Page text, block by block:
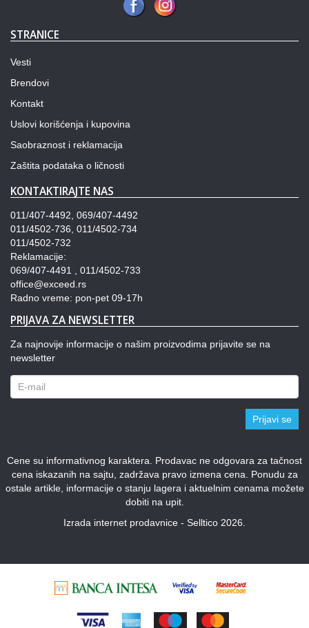
STRANICE
Vesti
Brendovi
Kontakt
Uslovi korišćenja i kupovina
Saobraznost i reklamacija
Zaštita podataka o ličnosti
KONTAKTIRAJTE NAS
011/407-4492, 069/407-4492
011/4502-736, 011/4502-734
011/4502-732
Reklamacije:
069/407-4491 , 011/4502-733
office@exceed.rs
Radno vreme: pon-pet 09-17h
PRIJAVA ZA NEWSLETTER
Za najnovije informacije o našim proizvodima prijavite se na
newsletter
Prijavi se
Cene su informativnog karaktera. Prodavac ne odgovara za tačnost
cena iskazanih na sajtu, zadržava pravo izmena cena. Ponudu za
ostale artikle, informacije o stanju lagera i aktuelnim cenama možete
dobiti na upit.
Izrada internet prodavnice - Selltico 2026.